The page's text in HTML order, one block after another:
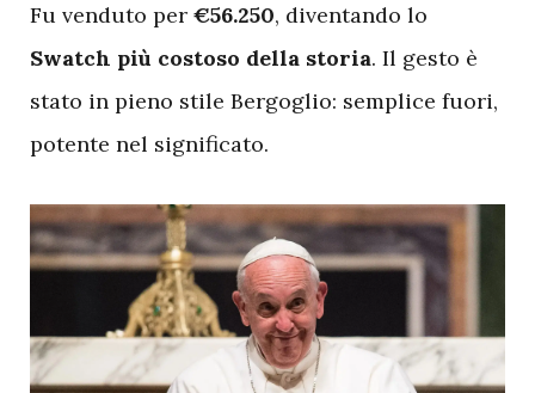
Fu venduto per €56.250, diventando lo
Swatch più costoso della storia. Il gesto è
stato in pieno stile Bergoglio: semplice fuori,
potente nel significato.